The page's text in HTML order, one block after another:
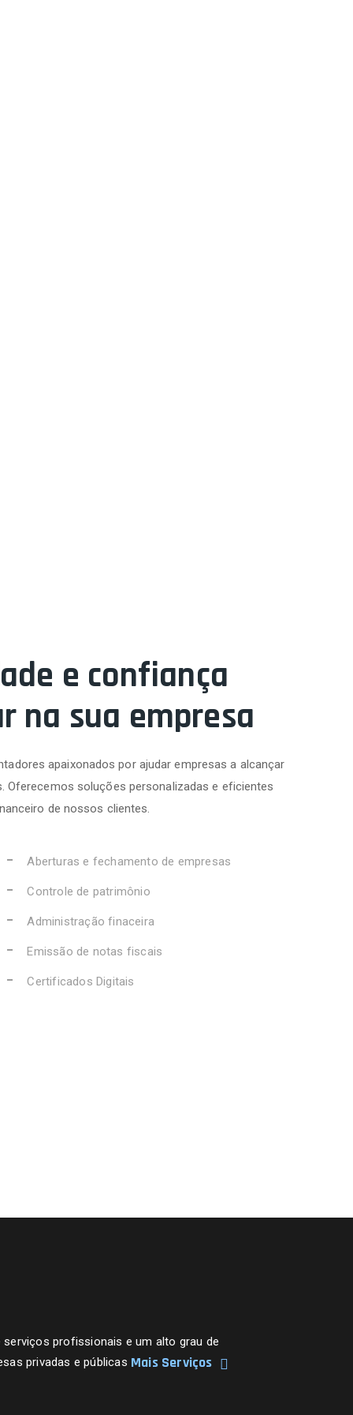
e confiança
na sua empresa
apaixonados por ajudar empresas a alcançar
Oferecemos soluções personalizadas e eficientes
de nossos clientes.
Aberturas e fechamento de empresas
Controle de patrimônio
Administração finaceira
Emissão de notas fiscais
Certificados Digitais
profissionais e um alto grau de
privadas e públicas Mais Serviços